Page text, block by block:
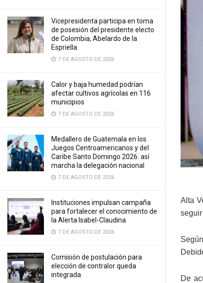
Vicepresidenta participa en toma
de posesión del presidente electo
de Colombia, Abelardo de la
Espriella
7 DE AGOSTO DE 2026
Calor y baja humedad podrían
afectar cultivos agrícolas en 116
municipios
7 DE AGOSTO DE 2026
Medallero de Guatemala en los
Juegos Centroamericanos y del
Caribe Santo Domingo 2026: así
marcha la delegación nacional
7 DE AGOSTO DE 2026
Instituciones impulsan campaña
para fortalecer el conocimiento de
la Alerta Isabel-Claudina
7 DE AGOSTO DE 2026
Comisión de postulación para
elección de contralor queda
integrada
Alta
De